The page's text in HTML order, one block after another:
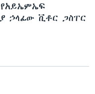
ኃላፊው ቪቶር ጋስፐር